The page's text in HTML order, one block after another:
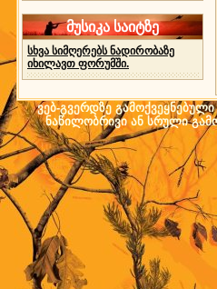
მუსიკა საიტზე
სხვა სიმღერებს ნადირობაზე
იხილავთ ფორუმში.
ვებ-გვერდზე
ნაწილობრივი ან სრული